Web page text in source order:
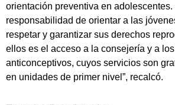
orientación preventiva en adolescentes.
responsabilidad de orientar a las
respetar y garantizar sus derechos
ellos es el acceso a la consejería y a
anticonceptivos, cuyos servicios son
en unidades de primer nivel”, recalcó.